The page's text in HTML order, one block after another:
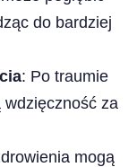
do bardziej
: Po traumie
za
mogą